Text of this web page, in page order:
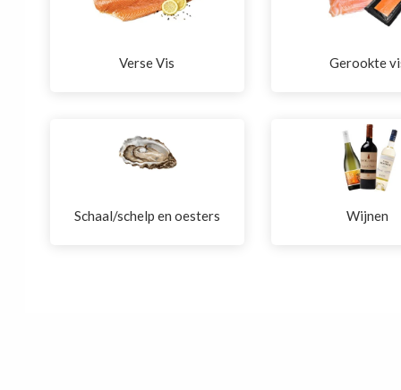
Verse Vis Gerookte
Schaal/schelp en oesters Wijnen